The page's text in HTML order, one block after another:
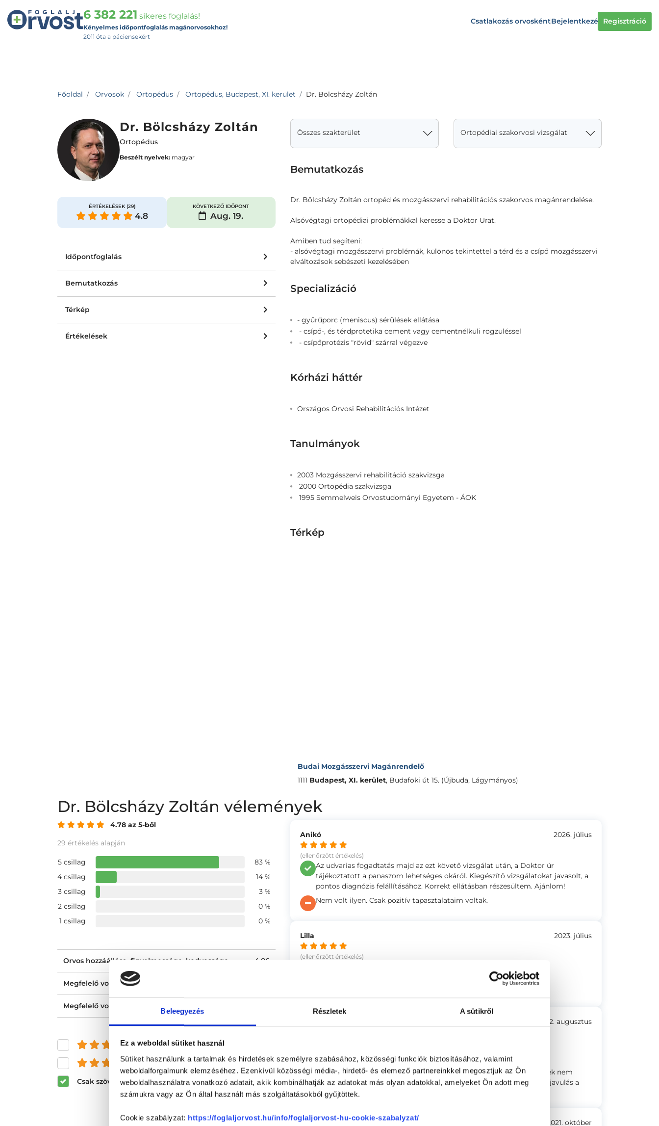
Beleegyezés Részletek A sütikről
Ez a weboldal sütiket használ
Sütiket használunk a tartalmak és hirdetések személyre szabásához, közösségi funkciók biztosításához, valamint
weboldalforgalmunk elemzéséhez. Ezenkívül közösségi média-, hirdető- és elemező partnereinkkel megosztjuk az Ön
weboldalhasználatra vonatkozó adatait, akik kombinálhatják az adatokat más olyan adatokkal, amelyeket Ön adott meg
számukra vagy az Ön által használt más szolgáltatásokból gyűjtöttek.
Cookie szabályzat: https://foglaljorvost.hu/info/foglaljorvost-hu-cookie-szabalyzat/
6 382 221 sikeres foglalás!
Kényelmes időpontfoglalás magánorvosokhoz!
2011 óta a páciensekért
Csatlakozás orvoskéntBejelentkezés Regisztráció
Főoldal Orvosok Ortopédus Ortopédus, Budapest, XI. kerület Dr. Bölcsházy Zoltán
Dr. Bölcsházy Zoltán
Ortopédus
Beszélt nyelvek: magyar
ÉRTÉKELÉSEK (29)
4.8
KÖVETKEZŐ IDŐPONT
Aug. 19.
Időpontfoglalás
Bemutatkozás
Térkép
Értékelések
Összes szakterület Ortopédiai szakorvosi vizsgálat
Bemutatkozás
Dr. Bölcsházy Zoltán ortopéd és mozgásszervi rehabilitációs szakorvos magánrendelése.
Alsóvégtagi ortopédiai problémákkal keresse a Doktor Urat.
Amiben tud segíteni:
- alsóvégtagi mozgásszervi problémák, különös tekintettel a térd és a csípő mozgásszervi
elváltozások sebészeti kezelésében
Specializáció
- gyűrűporc (meniscus) sérülések ellátása
- csípő-, és térdprotetika cement vagy cementnélküli rögzüléssel
- csípőprotézis "rövid" szárral végezve
Kórházi háttér
Országos Orvosi Rehabilitációs Intézet
Tanulmányok
2003 Mozgásszervi rehabilitáció szakvizsga
2000 Ortopédia szakvizsga
1995 Semmelweis Orvostudományi Egyetem - ÁOK
Térkép
Budai Mozgásszervi Magánrendelő
1111 Budapest, XI. kerület, Budafoki út 15. (Újbuda, Lágymányos)
Dr. Bölcsházy Zoltán vélemények
4.78 az 5-ből
29 értékelés alapján
5 csillag
83 %
4 csillag
14 %
3 csillag
3 %
2 csillag
0 %
1 csillag
0 %
Orvos hozzáállása, figyelmessége, kedvessége 4.86
Megfelelő volt a tájékoztatásod?
Megfelelő volt az ellátásod?
és felette
és felette
Csak szöveges értékelések megjelenítése
Anikó
(ellenőrzött értékelés)
2026. július
Az udvarias fogadtatás majd az ezt követő vizsgálat után, a Doktor úr
tájékoztatott a panaszom lehetséges okáról. Kiegészítő vizsgálatokat javasolt, a
pontos diagnózis felállításához. Korrekt ellátásban részesültem. Ajánlom!
Nem volt ilyen. Csak pozitív tapasztalataim voltak.
Lilla
(ellenőrzött értékelés)
2023. július
Nem volt ilyen, a Doktor Úr szakmailag és emberileg szuper volt.
2022. augusztus
Üres rendelőben várakoztam. Gyors vizsgálat után gyors, kielégítőnek nem
mondható tanácsadás volt (ez összesen kb 10perc volt), ha nem lesz javulás a
panaszom illetően, akkor nem a doktor úrhoz fogok visszatérni.
L. Orsolya 2021. október